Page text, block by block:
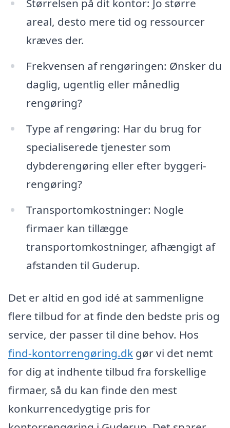
Størrelsen på dit kontor: Jo større
areal, desto mere tid og ressourcer
kræves der.
Frekvensen af rengøringen: Ønsker du
daglig, ugentlig eller månedlig
rengøring?
Type af rengøring: Har du brug for
specialiserede tjenester som
dybderengøring eller efter byggeri-
rengøring?
Transportomkostninger: Nogle
firmaer kan tillægge
transportomkostninger, afhængigt af
afstanden til Guderup.
Det er altid en god idé at sammenligne
flere tilbud for at finde den bedste pris og
service, der passer til dine behov. Hos
find-kontorrengøring.dk gør vi det nemt
for dig at indhente tilbud fra forskellige
firmaer, så du kan finde den mest
konkurrencedygtige pris for